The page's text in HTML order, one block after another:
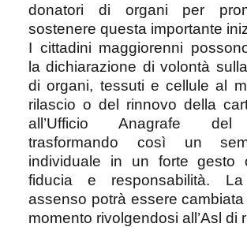
donatori di organi per
sostenere questa importante
I cittadini maggiorenni
la dichiarazione di volontà
di organi, tessuti e cellule al
rilascio o del rinnovo della
all’Ufficio Anagrafe del
trasformando così un
individuale in un forte gesto
fiducia e responsabilità.
assenso potrà essere
momento rivolgendosi all’Asl di